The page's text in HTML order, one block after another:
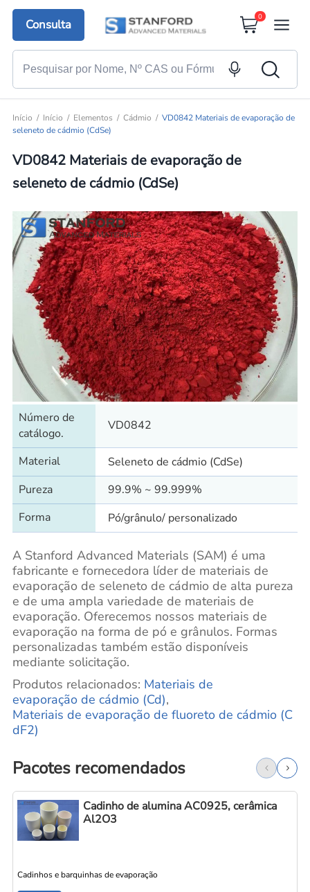
Consulta
0
Início Início Elementos Cádmio
VD0842 Materiais de evaporação de
seleneto de cádmio (CdSe)
VD0842 Materiais de evaporação de
seleneto de cádmio (CdSe)
Número de
catálogo.
VD0842
Material
Seleneto de cádmio (CdSe)
Pureza
99.9% ~ 99.999%
Forma
Pó/grânulo/ personalizado
A Stanford Advanced Materials (SAM) é uma
fabricante e fornecedora líder de materiais de
evaporação de seleneto de cádmio de alta pureza
e de uma ampla variedade de materiais de
evaporação. Oferecemos nossos materiais de
evaporação na forma de pó e grânulos. Formas
personalizadas também estão disponíveis
mediante solicitação.
Produtos relacionados: Materiais de
evaporação de cádmio (Cd),
Materiais de evaporação de fluoreto de cádmio (C
dF2)
Pacotes recomendados
Cadinho de alumina AC0925, cerâmica
Al2O3
Cadinhos e barquinhas de evaporação